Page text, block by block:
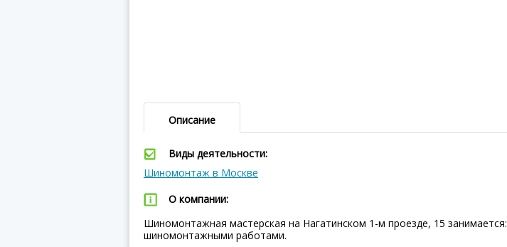
Описание
Виды деятельности:
Шиномонтаж в Москве
О компании:
Шиномонтажная мастерская на Нагатинском 1-м проезде, 15 занимается:
шиномонтажными работами.